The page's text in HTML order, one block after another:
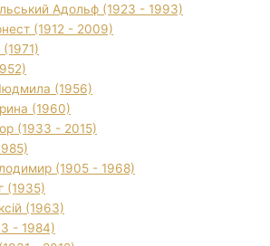
Адольф (1923 - 1993)
(1912 - 2009)
(1971)
(1956)
(1960)
(1933 - 2015)
(1905 - 1968)
(1935)
(1963)
- 1984)